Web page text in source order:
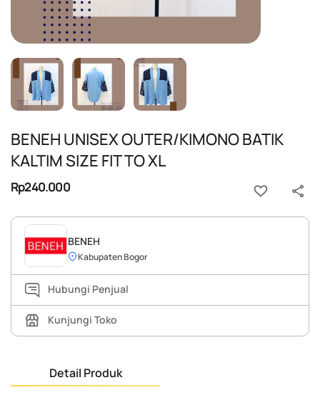
BENEH UNISEX OUTER/KIMONO BATIK
KALTIM SIZE FIT TO XL
Rp240.000
BENEH
Kabupaten Bogor
Hubungi Penjual
Kunjungi Toko
Detail Produk